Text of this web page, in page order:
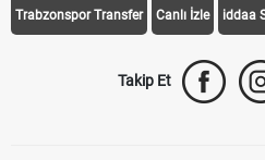
Trabzonspor Transfer Canlı İzle iddaa
Takip Et